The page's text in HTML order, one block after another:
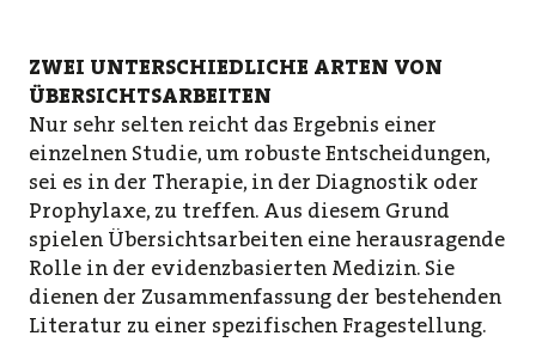
ZWEI UNTERSCHIEDLICHE ARTEN VON
ÜBERSICHTSARBEITEN
Nur sehr selten reicht das Ergebnis einer
einzelnen Studie, um robuste Entscheidungen,
sei es in der Therapie, in der Diagnostik oder
Prophylaxe, zu treffen. Aus diesem Grund
spielen Übersichtsarbeiten eine herausragende
Rolle in der evidenzbasierten Medizin. Sie
dienen der Zusammenfassung der bestehenden
Literatur zu einer spezifischen Fragestellung.